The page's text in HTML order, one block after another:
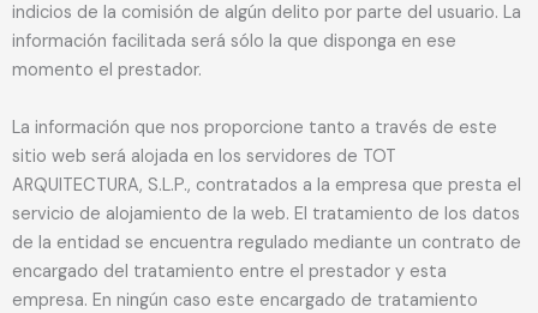
indicios de la comisión de algún delito por parte del usuario. La
información facilitada será sólo la que disponga en ese
momento el prestador.
La información que nos proporcione tanto a través de este
sitio web será alojada en los servidores de TOT
ARQUITECTURA, S.L.P., contratados a la empresa que presta el
servicio de alojamiento de la web. El tratamiento de los datos
de la entidad se encuentra regulado mediante un contrato de
encargado del tratamiento entre el prestador y esta
empresa. En ningún caso este encargado de tratamiento